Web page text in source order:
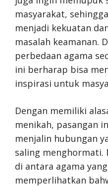
masyarakat,
menjadi kekuatan
masalah keamanan.
perbedaan agama
ini berharap bisa
inspirasi untuk
Dengan memiliki
menikah, pasangan
menjalin hubungan
saling menghormati.
di antara agama
memperlihatkan